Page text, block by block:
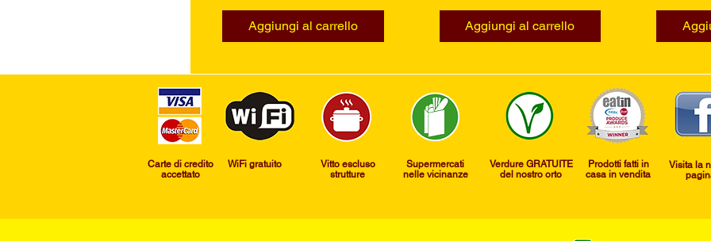
Aggiungi al carrello Aggiungi al carrello
Carte di credito
accettato
​WiFi gratuito
Vitto escluso
strutture
Supermercati
nelle vicinanze
Verdure GRATUITE
del nostro orto
​Prodotti fatti in
casa in vendita
Visita la